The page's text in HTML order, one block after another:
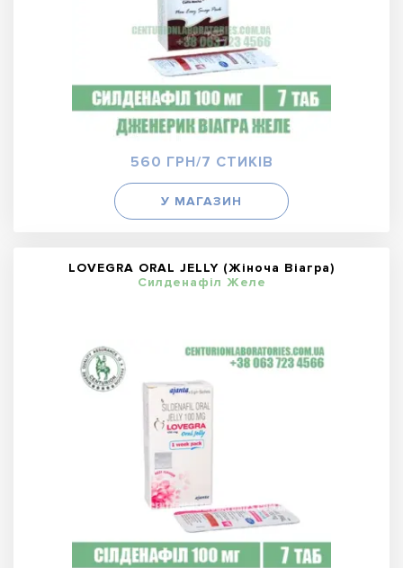
560 ГРН/7 СТИКІВ
У МАГАЗИН
LOVEGRA ORAL JELLY (Жіноча Віагра)
Силденафіл Желе